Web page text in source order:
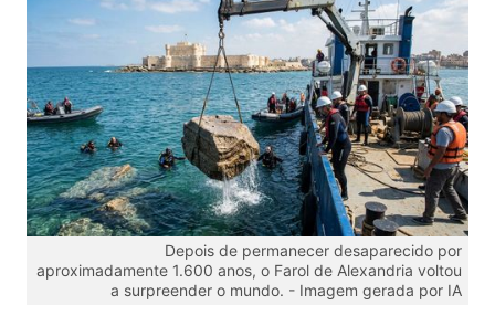
Depois de permanecer desaparecido por
aproximadamente 1.600 anos, o Farol de Alexandria voltou
a surpreender o mundo. - Imagem gerada por IA